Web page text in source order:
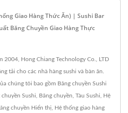
Giao Hàng Thức Ăn) | Sushi Bar
Băng Chuyền Giao Hàng Thực
2004, Hong Chiang Technology Co., LTD
tải cho các nhà hàng sushi và bàn ăn.
chúng tôi bao gồm Băng chuyền Sushi
Sushi, Băng chuyền, Tàu Sushi, Hệ
chuyền Hiển thị, Hệ thống giao hàng